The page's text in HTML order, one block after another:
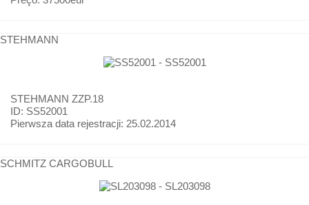
STEHMANN
STEHMANN ZZP.18
ID: SS52001
Pierwsza data rejestracji: 25.02.2014
SCHMITZ CARGOBULL